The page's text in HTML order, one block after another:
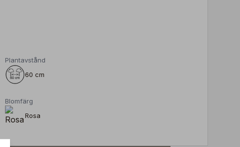
Plantavstånd
60 cm
Blomfärg
Rosa